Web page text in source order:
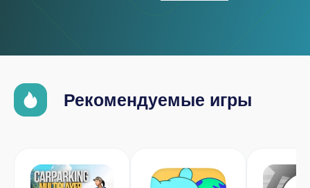
Рекомендуемые игры